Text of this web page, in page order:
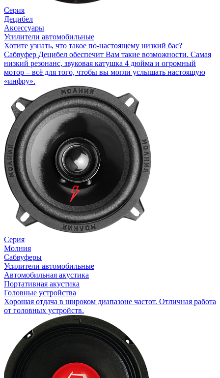
Серия
Децибел
Аксессуары
Усилители автомобильные
Хотите узнать, что такое по-настоящему низкий бас?
Сабвуфер Децибел обеспечит Вам такие возможности. Самая
низкий резонанс, звуковая катушка 4 дюйма и огромный
мотор – всё для того, чтобы вы могли услышать настоящую
«инфру».
Серия
Молния
Сабвуферы
Усилители автомобильные
Автомобильная акустика
Портативная акустика
Головные устройства
Хорошая отдача в широком диапазоне частот. Отличная работа
от головных устройств.